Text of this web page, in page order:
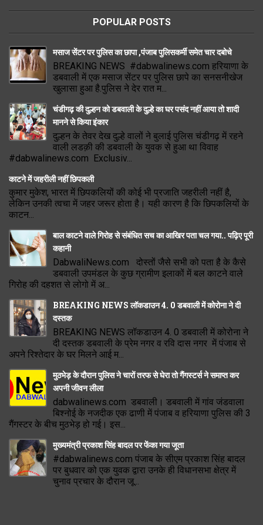
POPULAR POSTS
मसाज सेंटर पर पुलिस का छापा ,पंजाब पुलिसकर्मी समेत चार दबोचे
BREAKING NEWS #dabwalinews.com हरियाणा के
डबवाली में एक मसाज सेंटर पर पुलिस छापे का सनसनीखेज
खुलासा हुआ है.पुलिस ने देर रात म...
चंडीगढ़ की दुल्हन को डबवाली के दुल्हे का घर पसंद नहीं आया तो शादी
मानने से किया इंकार
दुल्हन के तेवर देख दुल्हे वालों ने बुलाई पुलिस चंडीगढ़ में रहने
वाली लडक़ी की डबवाली के युवक से हुआ था विवाह
#dabwalinews.com Exclusiv...
काटने में जहरीली नहीं छिपकली
कुमार मुकेश, भारत में छिपकलियों की कोई भी प्रजाति जहरीली नहीं है,
लेकिन उनकी त्वचा में जहर जरूर होता है। यही कारण है कि छिपकलियों के
काटन...
बाल काटने वाले गिरोह से संबंधित सच का आखिर पता चल गया.. पढ़िए पूरी
कहानी
DabwaliNews.com दोस्तों जैसे सभी को पता है के कैसे
डबवाली उपमंडल के कुछ ग्रामीण इलाकों में बल काटने वाले
गिरोह की दहशत से लोगो में अ...
BREAKING NEWS लॉकडाउन 4. 0 डबवाली में कोरोना ने दी
दस्तक
BREAKING NEWS लॉकडाउन 4. 0 डबवाली में कोरोना ने
दी दस्तक डबवाली के प्रेम नगर व रवि दास नगर में पंजाब से
अपने रिश्तेदार के घर मिलने आई म...
मुठभेड़ के दौरान पुलिस ने चारों तरफ से घेरा तो गैंगस्टर्स ने समाप्त कर
अपनी जीवन लीला
dabwalinews.com डबवाली। डबवाली में गांव जंडवाला
बिश्नोई के नजदीक एक ढाणी में पंजाब व हरियाणा पुलिस की 3
गैंगस्टर के बीच मुठभेड़ हो गई। इस...
मुख्यमंत्री प्रकाश सिंह बादल पर फेंका गया जूता
#dabwalinews.com पंजाब के सीएम प्रकाश सिंह बादल
पर बुधवार को एक युवक द्वारा उनके ही विधानसभा क्षेत्र में
चुनाव प्रचार के दौरान जू...